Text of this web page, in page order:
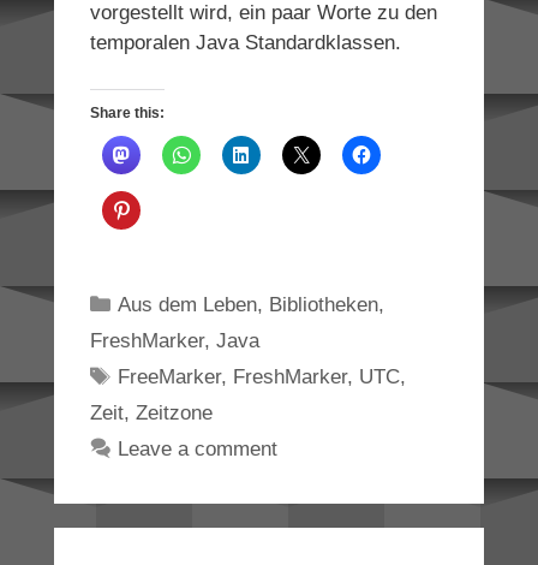
vorgestellt wird, ein paar Worte zu den
temporalen Java Standardklassen.
Share this:
Categories
Aus dem Leben, Bibliotheken,
FreshMarker, Java
Tags
FreeMarker, FreshMarker, UTC,
Zeit, Zeitzone
Leave a comment